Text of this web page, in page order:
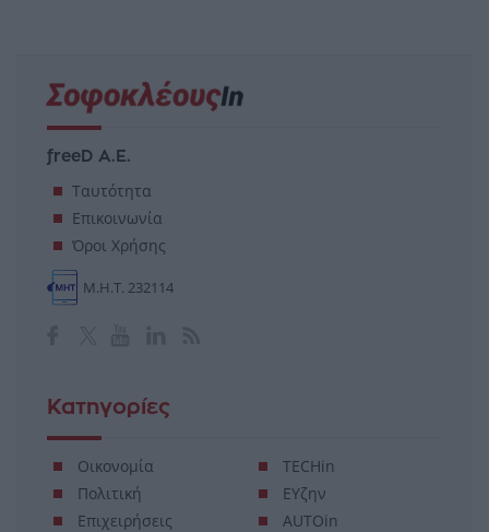
freeD Α.Ε.
Ταυτότητα
Επικοινωνία
Όροι Χρήσης
Μ.Η.Τ. 232114
Κατηγορίες
Οικονομία
Πολιτική
Επιχειρήσεις
TECHin
ΕΥζην
AUTOin